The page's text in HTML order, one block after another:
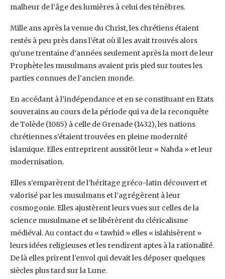
malheur de l’âge des lumières à celui des ténèbres.
Mille ans après la venue du Christ, les chrétiens étaient
restés à peu près dans l’état où il les avait trouvés alors
qu’une trentaine d’années seulement après la mort de leur
Prophète les musulmans avaient pris pied sur toutes les
parties connues de l’ancien monde.
En accédant à l’indépendance et en se constituant en Etats
souverains au cours de la période qui va de la reconquête
de Tolède (1085) à celle de Grenade (1432), les nations
chrétiennes s’étaient trouvées en pleine modernité
islamique. Elles entreprirent aussitôt leur « Nahda » et leur
modernisation.
Elles s’emparèrent de l’héritage gréco-latin découvert et
valorisé par les musulmans et l’agrégèrent à leur
cosmogonie. Elles ajustèrent leurs vues sur celles de la
science musulmane et se libérèrent du cléricalisme
médiéval. Au contact du « tawhid » elles « islahisèrent »
leurs idées religieuses et les rendirent aptes à la rationalité.
De là elles prirent l’envol qui devait les déposer quelques
siècles plus tard sur la Lune.